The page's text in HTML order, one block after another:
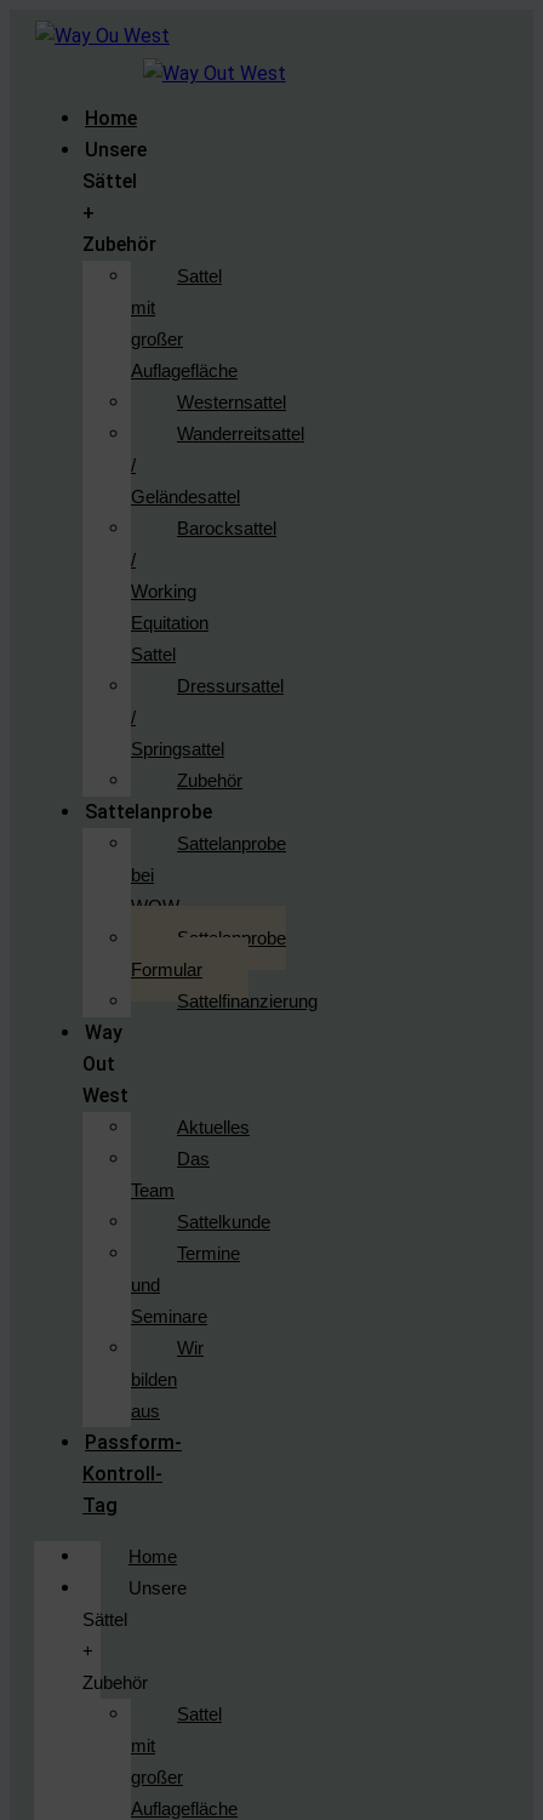
Home
Unsere
Sättel
+
Zubehör
Sattel
mit
großer
Auflagefläche
Westernsattel
Wanderreitsattel
/
Geländesattel
Barocksattel
/
Working
Equitation
Sattel
Dressursattel
/
Springsattel
Zubehör
Sattelanprobe
Sattelanprobe
bei
WOW
Sattelanprobe
Formular
Sattelfinanzierung
Way
Out
West
Aktuelles
Das
Team
Sattelkunde
Termine
und
Seminare
Wir
bilden
aus
Passform-
Kontroll-
Tag
Home
Unsere
Sättel
+
Zubehör
Sattel
mit
großer
Auflagefläche